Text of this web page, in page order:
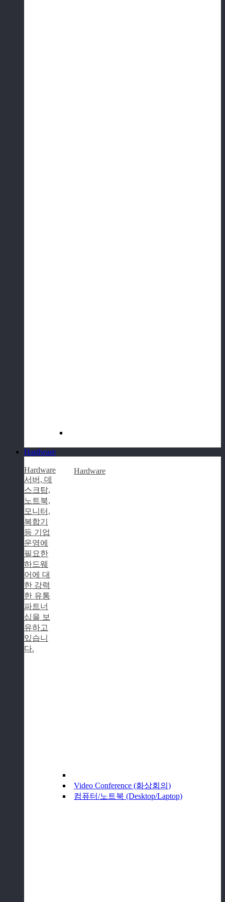
Hardware
Hardware
서버, 데
스크탑,
노트북,
모니터,
복합기
등 기업
운영에
필요한
하드웨
어에 대
한 강력
한 유통
파트너
십을 보
유하고
있습니
다.
Hardware
Video Conference (화상회의)
컴퓨터/노트북 (Desktop/Laptop)